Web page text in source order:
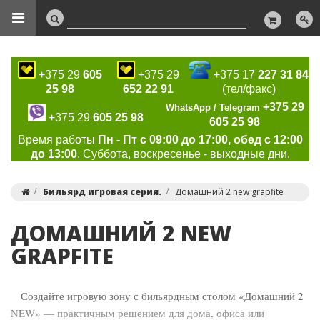
+375 29 605
25 98
+375 29
652 22 91
+375 17227 31 84
(тел/факс)
+375 29 605 25 98
WhatsApp / Telegram +375 29
605 25 98
Время работы Пн - Пт с 09:00 до 17:00, обед с 12:00
до 13:00, Суббота, воскресенье - выходные дни.
Бильярд игровая серия. Домашний 2 new grapfite
ДОМАШНИЙ 2 NEW
GRAPFITE
Создайте игровую зону с бильярдным столом «Домашний 2
NEW» — практичным решением для дома, офиса или